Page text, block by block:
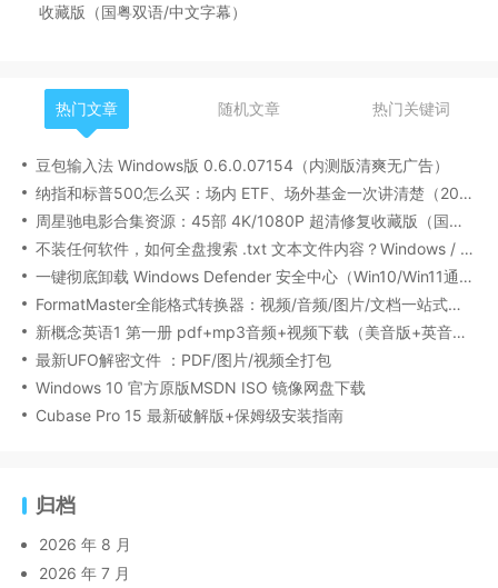
收藏版（国粤双语/中文字幕）
热门文章 随机文章 热门关键词
豆包输入法 Windows版 0.6.0.07154（内测版清爽无广告）
纳指和标普500怎么买：场内 ETF、场外基金一次讲清楚（2026 最新版）
周星驰电影合集资源：45部 4K/1080P 超清修复收藏版（国粤双语/中文字幕）
不装任何软件，如何全盘搜索 .txt 文本文件内容？Windows / Linux / macOS 的命令行指南
一键彻底卸载 Windows Defender 安全中心（Win10/Win11通用）
FormatMaster全能格式转换器：视频/音频/图片/文档一站式搞定
新概念英语1 第一册 pdf+mp3音频+视频下载（美音版+英音版）
最新UFO解密文件 ：PDF/图片/视频全打包
Windows 10 官方原版MSDN ISO 镜像网盘下载
Cubase Pro 15 最新破解版+保姆级安装指南
归档
2026 年 8 月
2026 年 7 月